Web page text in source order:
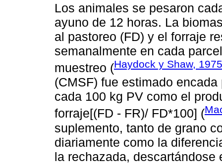
Los animales se pesaron
ayuno de 12 horas. La
al pastoreo (FD) y el forraje
semanalmente en cada
muestreo (Haydock y Shaw, 1975
(CMSF) fue estimado
cada 100 kg PV como el
forraje[(FD - FR)/ FD*100] (
suplemento, tanto de grano
diariamente como la
la rechazada, descartándose